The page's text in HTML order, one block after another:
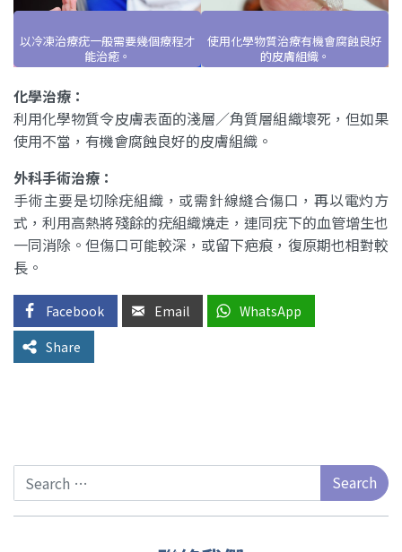
以冷凍治療疣一般需要幾個療程才
能治癒。
使用化學物質治療有機會腐蝕良好
的皮膚組織。
化學治療：
利用化學物質令皮膚表面的淺層／角質層組織壞死，但如果
使用不當，有機會腐蝕良好的皮膚組織。
外科手術治療：
手術主要是切除疣組織，或需針線縫合傷口，再以電灼方
式，利用高熱將殘餘的疣組織燒走，連同疣下的血管增生也
一同消除。但傷口可能較深，或留下疤痕，復原期也相對較
長。
Facebook Email
WhatsApp
Share
Search